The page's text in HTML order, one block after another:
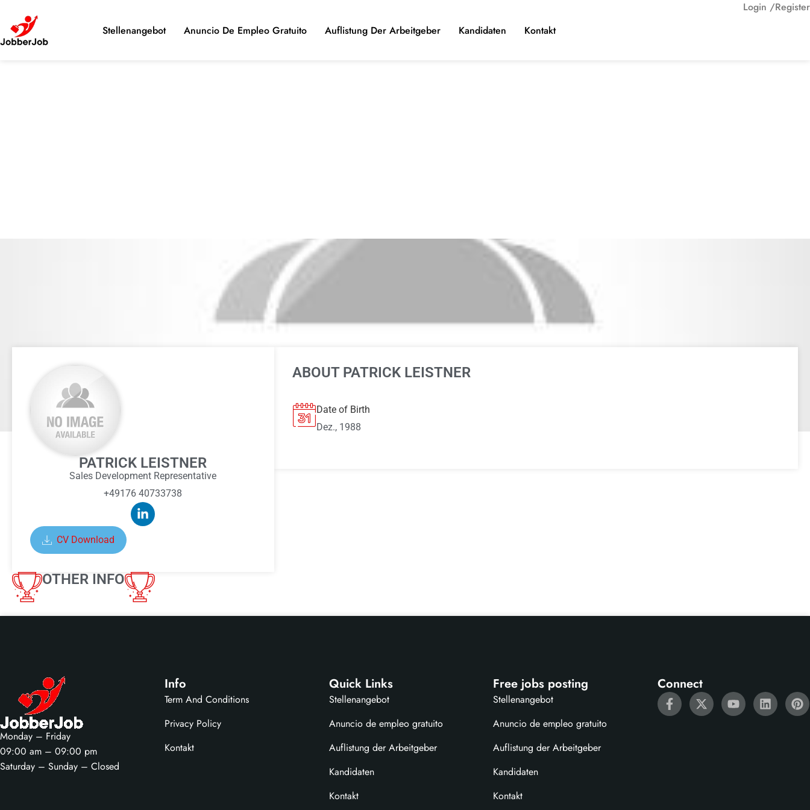
Stellenangebot Anuncio De Empleo Gratuito Auflistung Der Arbeitgeber Kandidaten Kontakt
Login /Register
PATRICK LEISTNER
Sales Development Representative
+49176 40733738
CV Download
OTHER INFO
ABOUT PATRICK LEISTNER
Date of Birth
Dez., 1988
Monday – Friday
09:00 am – 09:00 pm
Saturday – Sunday – Closed
Info
Term And Conditions
Privacy Policy
Kontakt
Quick Links
Stellenangebot
Anuncio de empleo gratuito
Auflistung der Arbeitgeber
Kandidaten
Kontakt
Free jobs posting
Stellenangebot
Anuncio de empleo gratuito
Auflistung der Arbeitgeber
Kandidaten
Kontakt
Connect